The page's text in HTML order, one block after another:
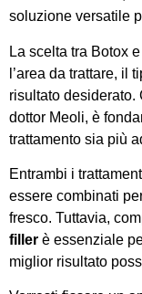
soluzione versatile
La scelta tra Botox
l’area da trattare, il
risultato desiderato.
dottor Meoli, è
trattamento sia più
Entrambi i
essere combinati
fresco. Tuttavia,
filler è essenziale
miglior risultato